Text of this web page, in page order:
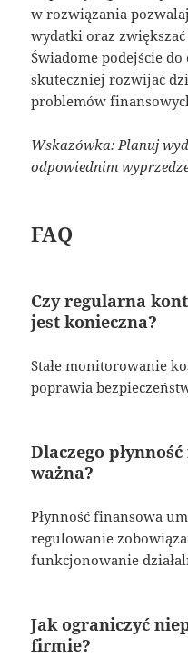
w rozwiązania
wydatki oraz
Świadome podejście
skuteczniej rozwijać
problemów
Wskazówka: Planuj
odpowiednim
FAQ
Czy regularna
jest konieczna?
Stałe monitorowanie
poprawia
Dlaczego
ważna?
Płynność finansowa
regulowanie
funkcjonowanie
Jak ograniczyć
firmie?